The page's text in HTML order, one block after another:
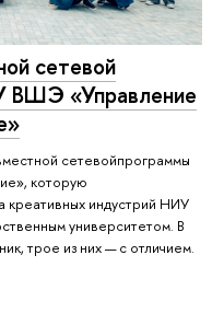
сетевой
ВШЭ «Управление
сетевойпрограммы
которую
креативных индустрий НИУ
университетом. В
трое из них — с отличием.